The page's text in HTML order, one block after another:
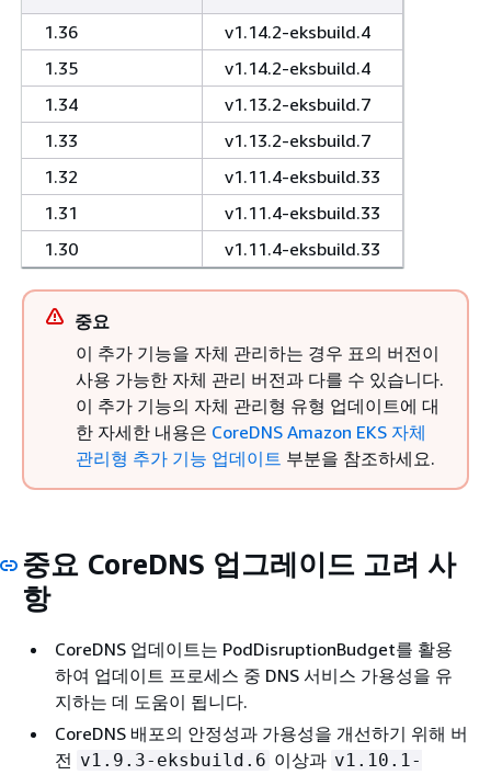
1.36
v1.14.2-eksbuild.4
1.35
v1.14.2-eksbuild.4
1.34
v1.13.2-eksbuild.7
1.33
v1.13.2-eksbuild.7
1.32
v1.11.4-eksbuild.33
1.31
v1.11.4-eksbuild.33
1.30
v1.11.4-eksbuild.33
중요
이 추가 기능을 자체 관리하는 경우 표의 버전이
사용 가능한 자체 관리 버전과 다를 수 있습니다.
이 추가 기능의 자체 관리형 유형 업데이트에 대
한 자세한 내용은 CoreDNS Amazon EKS 자체
관리형 추가 기능 업데이트 부분을 참조하세요.
중요 CoreDNS 업그레이드 고려 사
항
CoreDNS 업데이트는 PodDisruptionBudget를 활용
하여 업데이트 프로세스 중 DNS 서비스 가용성을 유
지하는 데 도움이 됩니다.
CoreDNS 배포의 안정성과 가용성을 개선하기 위해 버
전 v1.9.3-eksbuild.6 이상과 v1.10.1-